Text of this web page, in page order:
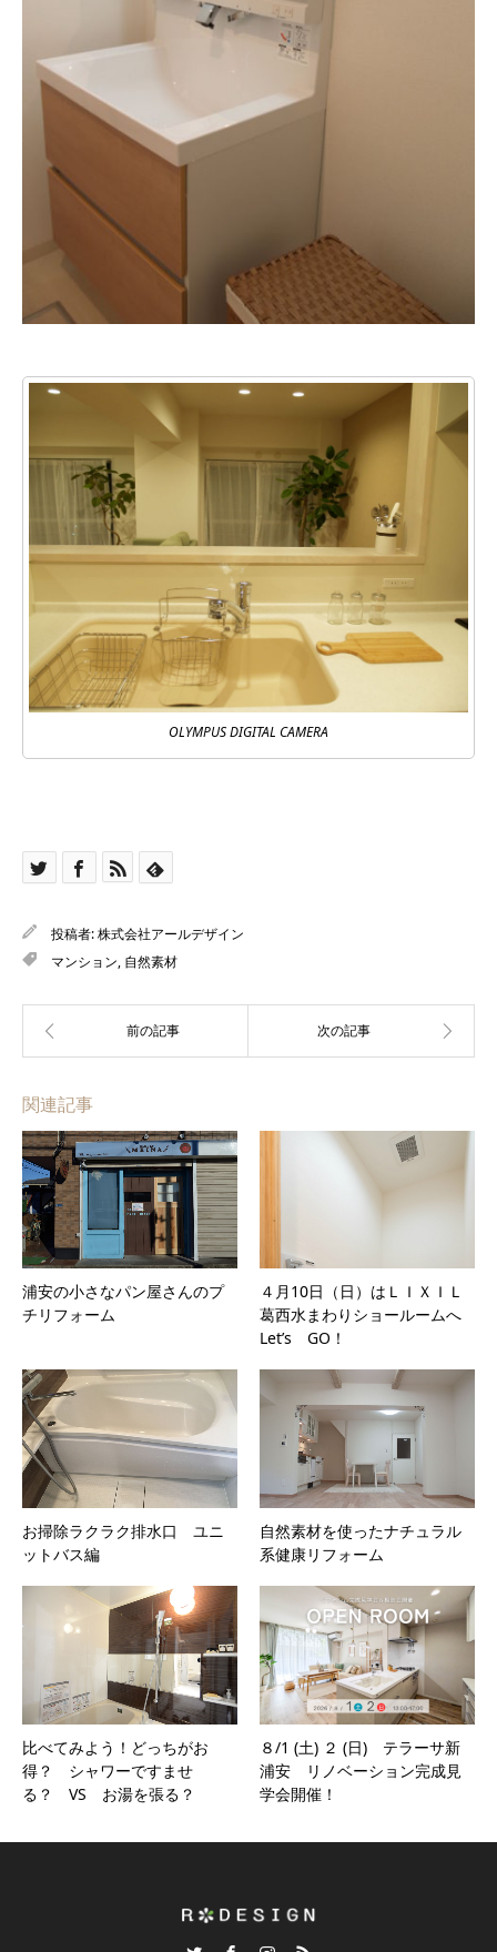
OLYMPUS DIGITAL CAMERA
投稿者:株式会社アールデザイン
マンション, 自然素材
関連記事
浦安の小さなパン屋さんのプ
チリフォーム
４月10日（日）はＬＩＸＩＬ
葛西水まわりショールームへ
Let’s GO！
お掃除ラクラク排水口 ユニ
ットバス編
自然素材を使ったナチュラル
系健康リフォーム
比べてみよう！どっちがお
得？ シャワーですませ
る？ VS お湯を張る？
８/1 (土) ２ (日) テラーサ新
浦安 リノベーション完成見
学会開催！